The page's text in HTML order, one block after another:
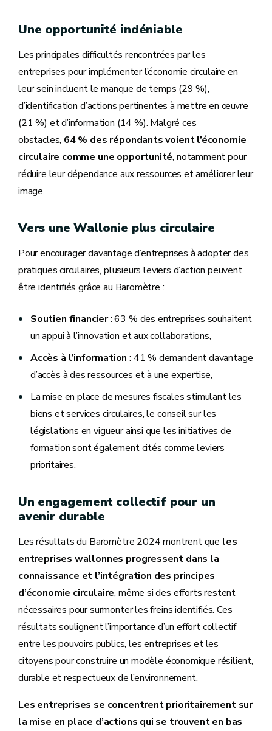
Une opportunité indéniable
Les principales difficultés rencontrées par les
entreprises pour implémenter l’économie circulaire en
leur sein incluent le manque de temps (29 %),
d’identification d’actions pertinentes à mettre en œuvre
(21 %) et d’information (14 %). Malgré ces
obstacles, 64 % des répondants voient l’économie
circulaire comme une opportunité, notamment pour
réduire leur dépendance aux ressources et améliorer leur
image.
Vers une Wallonie plus circulaire
Pour encourager davantage d’entreprises à adopter des
pratiques circulaires, plusieurs leviers d’action peuvent
être identifiés grâce au Baromètre :
Soutien financier: 63 % des entreprises souhaitent
un appui à l’innovation et aux collaborations,
Accès à l’information: 41 % demandent davantage
d’accès à des ressources et à une expertise,
La mise en place de mesures fiscales stimulant les
biens et services circulaires, le conseil sur les
législations en vigueur ainsi que les initiatives de
formation sont également cités comme leviers
prioritaires.
Un engagement collectif pour un
avenir durable
Les résultats du Baromètre 2024 montrent que les
entreprises wallonnes progressent dans la
connaissance et l’intégration des principes
d’économie circulaire, même si des efforts restent
nécessaires pour surmonter les freins identifiés. Ces
résultats soulignent l’importance d’un effort collectif
entre les pouvoirs publics, les entreprises et les
citoyens pour construire un modèle économique résilient,
durable et respectueux de l’environnement.
Les entreprises se concentrent prioritairement sur
la mise en place d’actions qui se trouvent en bas